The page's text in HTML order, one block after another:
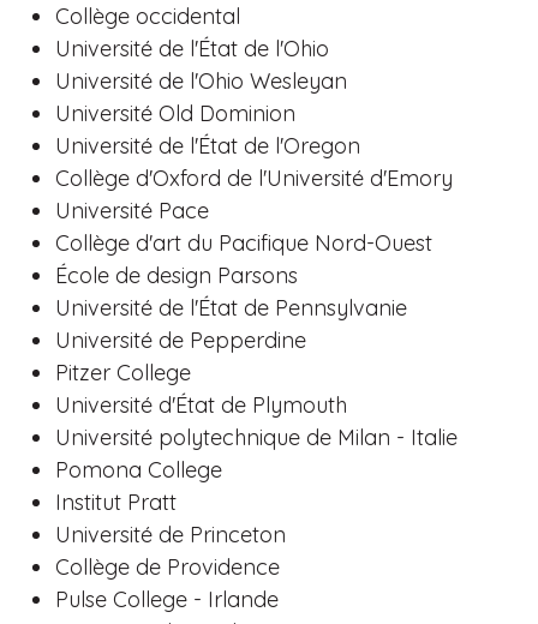
Collège occidental
Université de l'État de l'Ohio
Université de l'Ohio Wesleyan
Université Old Dominion
Université de l'État de l'Oregon
Collège d'Oxford de l'Université d'Emory
Université Pace
Collège d'art du Pacifique Nord-Ouest
École de design Parsons
Université de l'État de Pennsylvanie
Université de Pepperdine
Pitzer College
Université d'État de Plymouth
Université polytechnique de Milan - Italie
Pomona College
Institut Pratt
Université de Princeton
Collège de Providence
Pulse College - Irlande